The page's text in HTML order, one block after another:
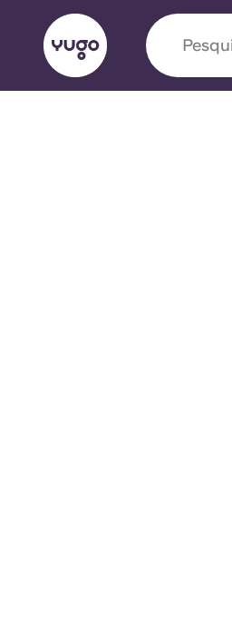
Yugo
era no
A parceria
ambição e